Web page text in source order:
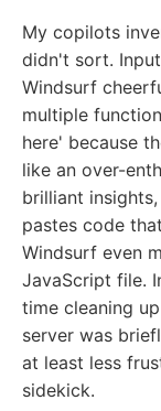
My copilots
didn't sort.
Windsurf
multiple
here' because
like an over-
brilliant
pastes code
Windsurf even
JavaScript file.
time cleaning
server was
at least less
sidekick.